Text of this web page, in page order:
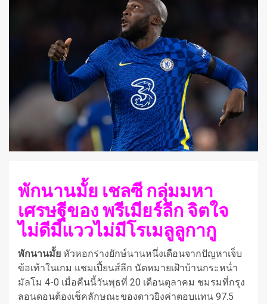
พักนานมั้ย เชลซี กลุ่มมหา
เศรษฐีของ พรีเมียร์ลีก จิตใจ
ไม่ดีมีแววไม่มีโรเมลูลูกากู
พักนานมั้ย หัวหอกร่างยักษ์นานหนึ่งเดือนจากปัญหาเจ็บ
ข้อเท้าในเกม แชมเปี้ยนส์ลีก นัดหมายเฝ้าบ้านกระหน่ำ
มัลโม 4-0 เมื่อคืนนี้วันพุธที่ 20 เดือนตุลาคม ชมรมที่กรุง
ลอนดอนต้องเช็คลักษณะของดาวยิงค่าตอบแทน 97.5